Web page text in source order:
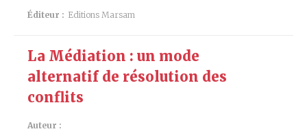
Éditeur : Editions Marsam
La Médiation : un mode
alternatif de résolution des
conflits
Auteur :